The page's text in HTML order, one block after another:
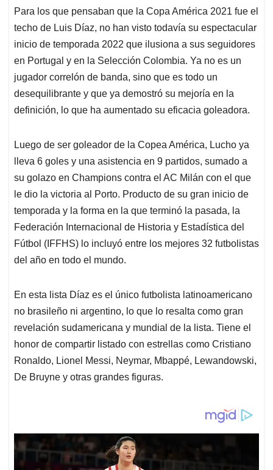
s
A
p
p
b
o
o
k
e
d
I
n
l
a
d
s
Para los que pensaban que la Copa América 2021 fue el
techo de Luis Díaz, no han visto todavía su espectacular
inicio de temporada 2022 que ilusiona a sus seguidores
en Portugal y en la Selección Colombia. Ya no es un
jugador correlón de banda, sino que es todo un
desequilibrante y que ya demostró su mejoría en la
definición, lo que ha aumentado su eficacia goleadora.
Luego de ser goleador de la Copea América, Lucho ya
lleva 6 goles y una asistencia en 9 partidos, sumado a
su golazo en Champions contra el AC Milán con el que
le dio la victoria al Porto. Producto de su gran inicio de
temporada y la forma en la que terminó la pasada, la
Federación Internacional de Historia y Estadística del
Fútbol (IFFHS) lo incluyó entre los mejores 32 futbolistas
del año en todo el mundo.
En esta lista Díaz es el único futbolista latinoamericano
no brasileño ni argentino, lo que lo resalta como gran
revelación sudamericana y mundial de la lista. Tiene el
honor de compartir listado con estrellas como Cristiano
Ronaldo, Lionel Messi, Neymar, Mbappé, Lewandowski,
De Bruyne y otras grandes figuras.